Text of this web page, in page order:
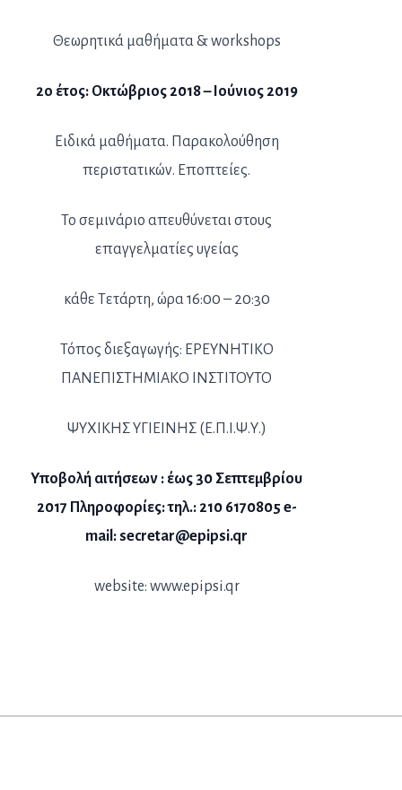
Θεωρητικά μαθήματα & workshops
2ο έτος: Οκτώβριος 2018 – Ιούνιος 2019
Ειδικά μαθήματα. Παρακολούθηση
περιστατικών. Εποπτείες.
Το σεμινάριο απευθύνεται στους
επαγγελματίες υγείας
κάθε Τετάρτη, ώρα 16:00 – 20:30
Τόπος διεξαγωγής: ΕΡΕΥΝΗΤΙΚΟ
ΠΑΝΕΠΙΣΤΗΜΙΑΚΟ ΙΝΣΤΙΤΟΥΤΟ
ΨΥΧΙΚΗΣ ΥΓΙΕΙΝΗΣ (Ε.Π.Ι.Ψ.Υ.)
Υποβολή αιτήσεων : έως 30 Σεπτεμβρίου
2017 Πληροφορίες: τηλ.: 210 6170805 e-
mail: secretar@epipsi.qr
website: www.epipsi.qr